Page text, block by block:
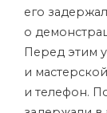
его
о
Перед этим
и
и телефон.